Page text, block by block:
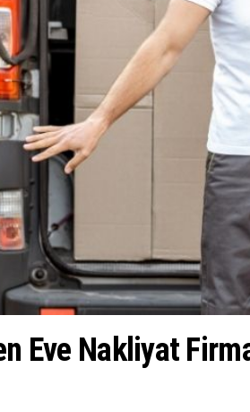
Eve Nakliyat